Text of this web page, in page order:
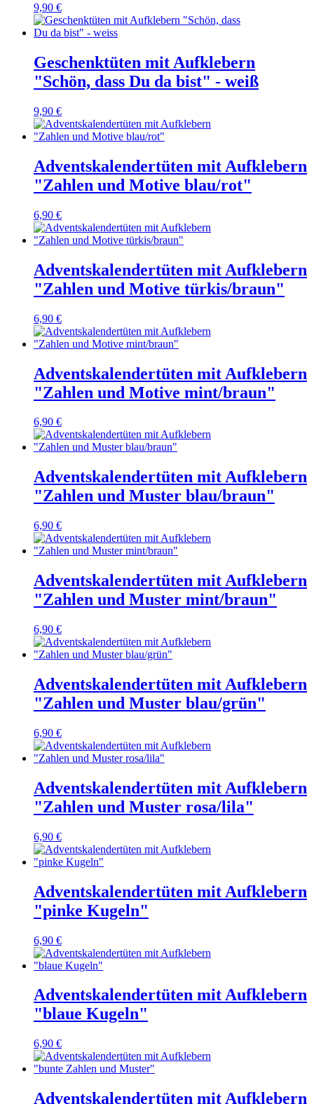
9,90 €
Geschenktüten mit Aufklebern
"Schön, dass Du da bist" - weiß
9,90 €
Adventskalendertüten mit Aufklebern
"Zahlen und Motive blau/rot"
6,90 €
Adventskalendertüten mit Aufklebern
"Zahlen und Motive türkis/braun"
6,90 €
Adventskalendertüten mit Aufklebern
"Zahlen und Motive mint/braun"
6,90 €
Adventskalendertüten mit Aufklebern
"Zahlen und Muster blau/braun"
6,90 €
Adventskalendertüten mit Aufklebern
"Zahlen und Muster mint/braun"
6,90 €
Adventskalendertüten mit Aufklebern
"Zahlen und Muster blau/grün"
6,90 €
Adventskalendertüten mit Aufklebern
"Zahlen und Muster rosa/lila"
6,90 €
Adventskalendertüten mit Aufklebern
"pinke Kugeln"
6,90 €
Adventskalendertüten mit Aufklebern
"blaue Kugeln"
6,90 €
Adventskalendertüten mit Aufklebern